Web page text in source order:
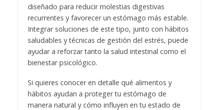
diseñado para reducir molestias digestivas
recurrentes y favorecer un estómago más estable.
Integrar soluciones de este tipo, junto con hábitos
saludables y técnicas de gestión del estrés, puede
ayudar a reforzar tanto la salud intestinal como el
bienestar psicológico.
Si quieres conocer en detalle qué alimentos y
hábitos ayudan a proteger tu estómago de
manera natural y cómo influyen en tu estado de